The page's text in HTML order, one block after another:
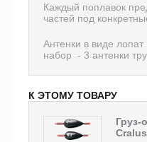
Каждый поплавок
частей под
Антенки в виде
набор - 3 антенки
К ЭТОМУ ТОВАРУ
Груз-